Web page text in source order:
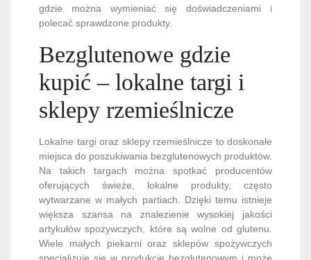
gdzie można wymieniać się doświadczeniami i
polecać sprawdzone produkty.
Bezglutenowe gdzie
kupić – lokalne targi i
sklepy rzemieślnicze
Lokalne targi oraz sklepy rzemieślnicze to doskonałe
miejsca do poszukiwania bezglutenowych produktów.
Na takich targach można spotkać producentów
oferujących świeże, lokalne produkty, często
wytwarzane w małych partiach. Dzięki temu istnieje
większa szansa na znalezienie wysokiej jakości
artykułów spożywczych, które są wolne od glutenu.
Wiele małych piekarni oraz sklepów spożywczych
specjalizuje się w produkcie bezglutenowym i może